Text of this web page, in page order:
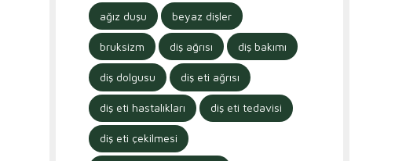
ağız duşu beyaz dişler
bruksizm diş ağrısı diş bakımı
diş dolgusu diş eti ağrısı
diş eti hastalıkları diş eti tedavisi
diş eti çekilmesi